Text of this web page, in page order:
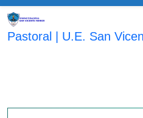
Saltar
contenido
Pastoral | U.E. San